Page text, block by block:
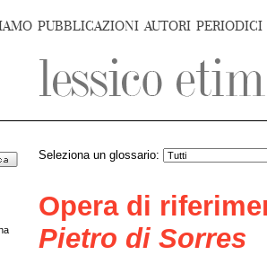
PUBBLICAZIONI AUTORI PERIODICI
Seleziona un glossario:
Opera di
Pietro di Sorres